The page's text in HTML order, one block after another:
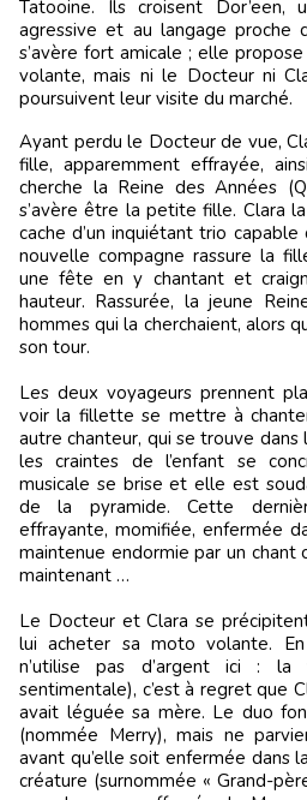
Tatooine. Ils croisent Dor’een,
agressive et au langage proche
s’avère fort amicale ; elle
volante, mais ni le Docteur ni
poursuivent leur visite du marché.
Ayant perdu le Docteur de vue, Clara croise alors une petite
fille, apparemment effrayée,
cherche la Reine des Années
s’avère être la petite fille. Clara
cache d’un inquiétant trio
nouvelle compagne rassure la
une fête en y chantant et
hauteur. Rassurée, la jeune
hommes qui la cherchaient, alors
son tour.
Les deux voyageurs prennent
voir la fillette se mettre à
autre chanteur, qui se trouve
les craintes de l’enfant se
musicale se brise et elle est
de la pyramide. Cette
effrayante, momifiée, enfermée
maintenue endormie par un chant
maintenant …
Le Docteur et Clara se
lui acheter sa moto volante.
n’utilise pas d’argent ici :
sentimentale), c’est à regret que
avait léguée sa mère. Le duo
(nommée Merry), mais ne
avant qu’elle soit enfermée dans
créature (surnommée « Grand-